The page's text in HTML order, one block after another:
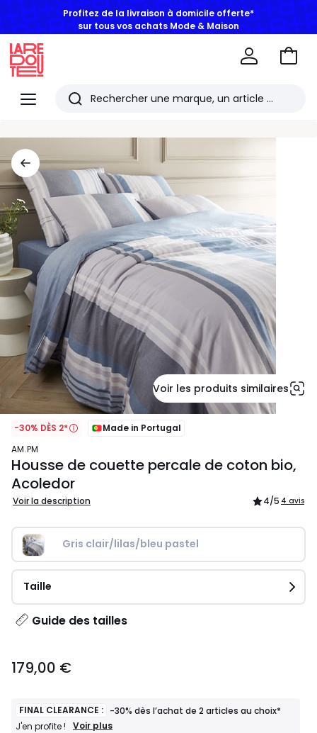
Profitez de la livraison à domicile offerte*
sur tous vos achats Mode & Maison
Menu
Redoute
Rechercher
articles
consultés
Aller
Voir les produits similaires
-30% DÈS 2*
Made in Portugal
AM.PM
Housse de couette percale de coton bio,
Acoledor
Voir la description 4/5 4 avis
Gris clair/lilas/bleu pastel
Taille
Guide des tailles
€.
179,00 €
FINAL CLEARANCE : -30% dès l’achat de 2 articles au choix*
J'en profite !
FINAL
Voir plus